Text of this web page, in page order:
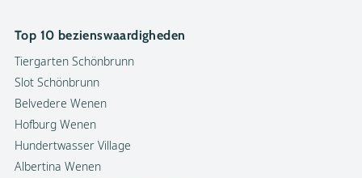
Top 10 bezienswaardigheden
Tiergarten Schönbrunn
Slot Schönbrunn
Belvedere Wenen
Hofburg Wenen
Hundertwasser Village
Albertina Wenen